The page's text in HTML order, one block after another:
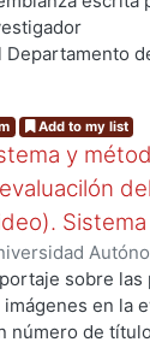
del
respuesta.
Lambert-
y
estos
Herrera,
Departamento
de mayo de
otorgarle el
los artículos 233
del
Add to my list
y
Víctor
sobre las
imágenes en la
número de